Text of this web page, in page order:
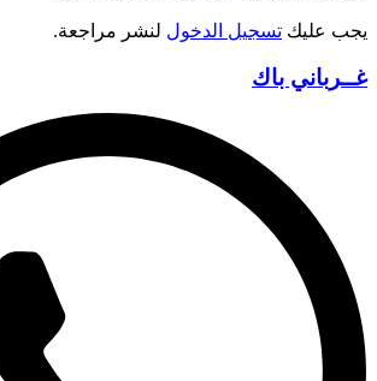
يجب عليك تسجيل الدخول لنشر مراجعة.
غــرباني باك